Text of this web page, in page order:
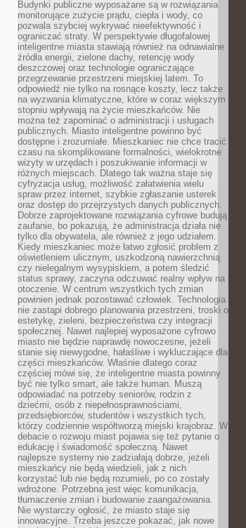
Budynki publiczne wyposażane są w rozwiązania
monitorujące zużycie prądu, ciepła i wody, co
pozwala szybciej wykrywać nieefektywność i
ograniczać straty. W perspektywie długofalowej
inteligentne miasta stawiają również na odnawialne
źródła energii, zielone dachy, retencję wody
deszczowej oraz technologie ograniczające
przegrzewanie przestrzeni miejskiej latem. To
odpowiedź nie tylko na rosnące koszty, lecz także
na wyzwania klimatyczne, które w coraz większym
stopniu wpływają na życie mieszkańców. Nie
można też zapominać o administracji i usługach
publicznych. Miasto inteligentne powinno być
dostępne i zrozumiałe. Mieszkaniec nie chce tracić
czasu na skomplikowane formalności, wielokrotne
wizyty w urzędach i poszukiwanie informacji w
różnych miejscach. Dlatego tak ważna staje się
cyfryzacja usług, możliwość załatwienia wielu
spraw przez internet, szybkie zgłaszanie usterek
oraz dostęp do przejrzystych danych publicznych.
Dobrze zaprojektowane rozwiązania cyfrowe budują
zaufanie, bo pokazują, że administracja działa nie
tylko dla obywatela, ale również z jego udziałem.
Kiedy mieszkaniec może łatwo zgłosić problem z
oświetleniem ulicznym, uszkodzoną nawierzchnią
czy nielegalnym wysypiskiem, a potem śledzić
status sprawy, zaczyna odczuwać realny wpływ na
otoczenie. W centrum wszystkich tych zmian
powinien jednak pozostawać człowiek. Technologia
nie zastąpi dobrego planowania przestrzeni, troski o
estetykę, zieleni, bezpieczeństwa czy integracji
społecznej. Nawet najlepiej wyposażone cyfrowo
miasto nie będzie naprawdę nowoczesne, jeżeli
stanie się niewygodne, hałaśliwe i wykluczające dla
części mieszkańców. Właśnie dlatego coraz
częściej mówi się, że inteligentne miasta powinny
być nie tylko smart, ale także human. Muszą
odpowiadać na potrzeby seniorów, rodzin z
dziećmi, osób z niepełnosprawnościami,
przedsiębiorców, studentów i wszystkich tych,
którzy codziennie współtworzą miejski krajobraz. W
debacie o rozwoju miast pojawia się też pytanie o
edukację i świadomość społeczną. Nawet
najlepsze systemy nie zadziałają dobrze, jeżeli
mieszkańcy nie będą wiedzieli, jak z nich
korzystać lub nie będą rozumieli, po co zostały
wdrożone. Potrzebna jest więc komunikacja,
tłumaczenie zmian i budowanie zaangażowania.
Nie wystarczy ogłosić, że miasto staje się
innowacyjne. Trzeba jeszcze pokazać, jak nowe